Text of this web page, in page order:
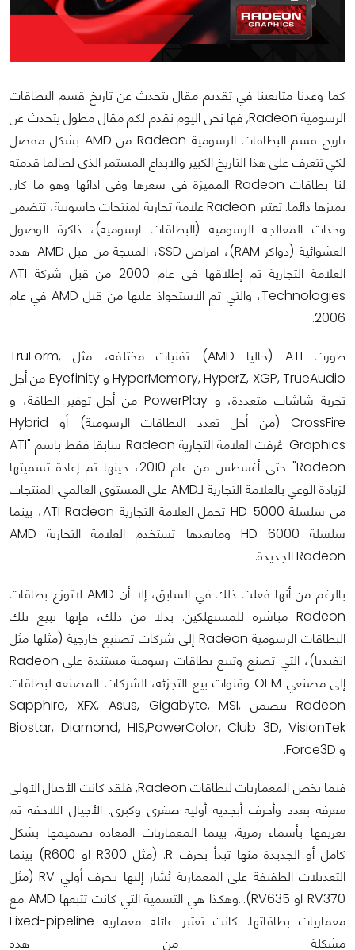
كما وعدنا متابعينا في تقديم مقال يتحدث عن تاريخ قسم البطاقات
الرسومية Radeon, فها نحن اليوم نقدم لكم مقال مطول يتحدث عن
تاريخ قسم البطاقات الرسومية Radeon من AMD بشكل مفصل
لكي تتعرف على هذا التاريخ الكبير والابداع المستمر الذي لطالما قدمته
لنا بطاقات Radeon المميزة في سعرها وفي ادائها وهو ما كان
يميزها دائما. تعتبر Radeon علامة تجارية لمنتجات حاسوبية، تتضمن
وحدات المعالجة الرسومية (البطاقات ارسومية)، ذاكرة الوصول
العشوائية (ذواكر RAM)، اقراص SSD، المنتجة من قبل AMD. هذه
العلامة التجارية تم إطلاقها في عام 2000 من قبل شركة ATI
Technologies، والتي تم الاستحواذ عليها من قبل AMD في عام
2006.
طورت ATI (حاليا AMD) تقنيات مختلفة، مثل TruForm,
HyperMemory, HyperZ, XGP, TrueAudio و Eyefinity من أجل
تجربة شاشات متعددة، و PowerPlay من أجل توفير الطاقة، و
CrossFire (من أجل تعدد البطاقات الرسومية) أو Hybrid
Graphics.
عُرفت العلامة التجارية Radeon سابقا فقط باسم "ATI
Radeon" حتى أغسطس من عام 2010، حينها تم إعادة تسميتها
لزيادة الوعي بالعلامة التجارية لـAMD على المستوى العالمي. المنتجات
من سلسلة HD 5000 تحمل العلامة التجارية ATI Radeon، بينما
سلسلة HD 6000 ومابعدها تستخدم العلامة التجارية AMD
Radeon الجديدة.
بالرغم من أنها فعلت ذلك في السابق، إلا أن AMD لاتوزع بطاقات
Radeon مباشرة للمستهلكين. بدلا من ذلك، فإنها تبيع تلك
البطاقات الرسومية Radeon إلى شركات تصنيع خارجية (مثلها مثل
انفيديا)، التي تصنع وتبيع بطاقات رسومية مستندة على Radeon
إلى مصنعي OEM وقنوات بيع التجزئة، الشركات المصنعة لبطاقات
Radeon تتضمن Sapphire, XFX, Asus, Gigabyte, MSI,
Biostar, Diamond, HIS,PowerColor, Club 3D, VisionTek
و Force3D.
فيما يخص المعماريات لبطاقات Radeon, فلقد كانت الأجيال الأولى
معرفة بعدد وأحرف أبجدية أولية صغرى وكبرى. الأجيال اللاحقة تم
تعريفها بأسماء رمزية, بينما المعماريات المعادة تصميمها بشكل
كامل أو الجديدة منها تبدأ بحرف R. (مثل R300 او R600) بينما
التعديلات الطفيفة على المعمارية يُشار إليها بـحرف أولي RV (مثل
RV370 او RV635)...وهكذا هي التسمية التي كانت تتبعها AMD مع
معماريات بطاقاتها. كانت تعتبر عائلة معمارية Fixed-pipeline
مشكلة من هذه